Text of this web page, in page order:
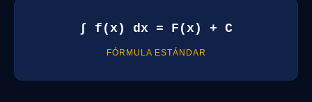
∫ f(x) dx = F(x) + C
FÓRMULA ESTÁNDAR